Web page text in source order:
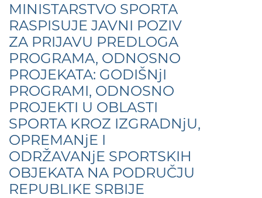
MINISTARSTVO SPORTA
RASPISUJE JAVNI POZIV
ZA PRIJAVU PREDLOGA
PROGRAMA, ODNOSNO
PROJEKATA: GODIŠNjI
PROGRAMI, ODNOSNO
PROJEKTI U OBLASTI
SPORTA KROZ IZGRADNjU,
OPREMANjE I
ODRŽAVANjE SPORTSKIH
OBJEKATA NA PODRUČJU
REPUBLIKE SRBIJE